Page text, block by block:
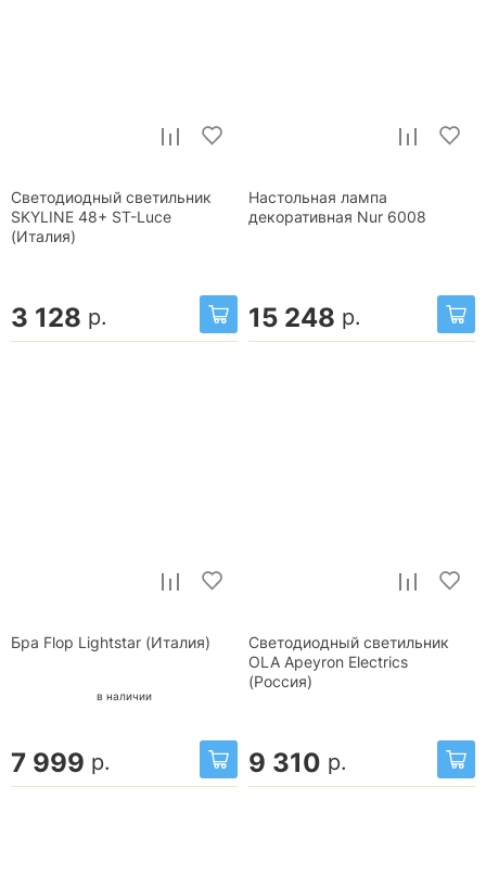
Светодиодный светильник
SKYLINE 48+ ST-Luce
(Италия)
3 128 р.
Настольная лампа
декоративная Nur 6008
15 248 р.
Бра Flop Lightstar (Италия)
в наличии
7 999 р.
Светодиодный светильник
OLA Apeyron Electrics
(Россия)
9 310 р.